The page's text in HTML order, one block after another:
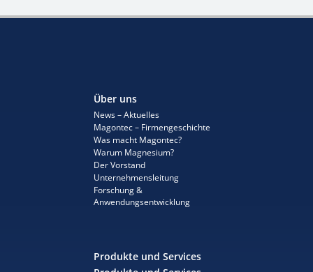
Über uns
News – Aktuelles
Magontec – Firmengeschichte
Was macht Magontec?
Warum Magnesium?
Der Vorstand
Unternehmensleitung
Forschung &
Anwendungsentwicklung
Produkte und Services